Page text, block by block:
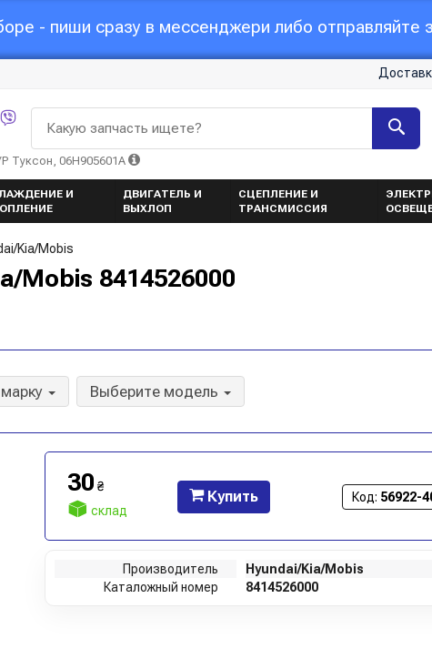
- пиши сразу в мессенджери либо отправляйте
Какую запчасть ищете?
Туксон, 06H905601A
И
ДВИГАТЕЛЬ И
ВЫХЛОП
СЦЕПЛЕНИЕ И
ТРАНСМИССИЯ
Kia/Mobis
Mobis 8414526000
Выберите модель
30 ₴
склад
Купить Код: 56922-
Производитель
Hyundai/Kia/Mobis
Каталожный номер
8414526000